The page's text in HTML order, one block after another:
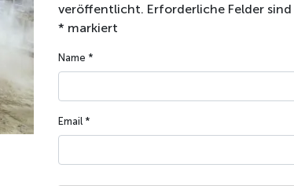
veröffentlicht. Erforderliche Felder
* markiert
Name *
Email *